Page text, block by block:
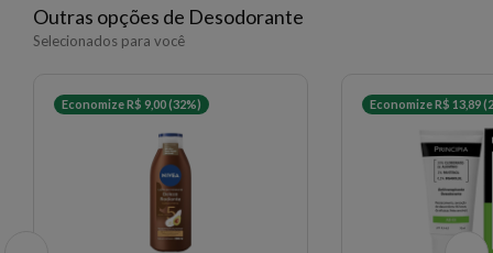
Outras opções de Desodorante
Selecionados para você
Economize R$ 9,00 (32%) Economize R$ 13,89